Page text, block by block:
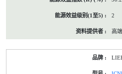
2
高